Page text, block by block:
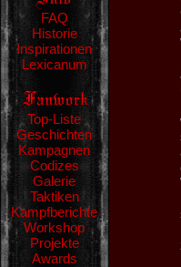
FAQ
Historie
Inspirationen
Lexicanum
Top-Liste
Geschichten
Kampagnen
Codizes
Galerie
Taktiken
Kampfberichte
Workshop
Projekte
Awards